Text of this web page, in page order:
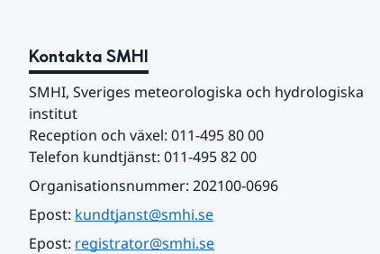
Kontakta SMHI
SMHI, Sveriges meteorologiska och hydrologiska
institut
Reception och växel: 011-495 80 00
Telefon kundtjänst: 011-495 82 00
Organisationsnummer: 202100-0696
Epost: kundtjanst@smhi.se
Epost: registrator@smhi.se